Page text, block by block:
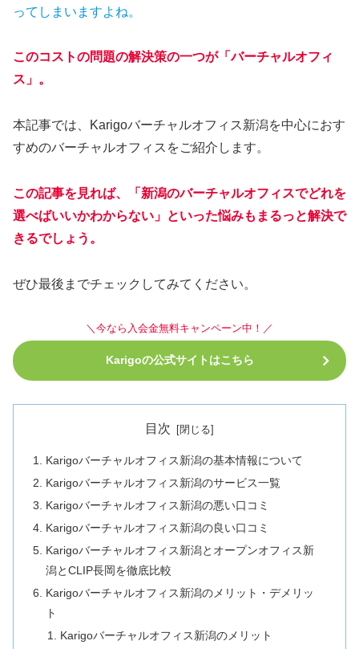
ってしまいますよね。
このコストの問題の解決策の一つが「バーチャルオフィ
ス」。
本記事では、Karigoバーチャルオフィス新潟を中心におす
すめのバーチャルオフィスをご紹介します。
この記事を見れば、「新潟のバーチャルオフィスでどれを
選べばいいかわからない」といった悩みもまるっと解決で
きるでしょう。
ぜひ最後までチェックしてみてください。
＼今なら入会金無料キャンペーン中！／
Karigoの公式サイトはこちら
目次
Karigoバーチャルオフィス新潟の基本情報について
Karigoバーチャルオフィス新潟のサービス一覧
Karigoバーチャルオフィス新潟の悪い口コミ
Karigoバーチャルオフィス新潟の良い口コミ
Karigoバーチャルオフィス新潟とオープンオフィス新
潟とCLIP長岡を徹底比較
Karigoバーチャルオフィス新潟のメリット・デメリッ
ト
Karigoバーチャルオフィス新潟のメリット